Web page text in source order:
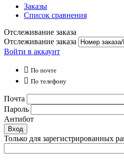
Заказы
Список сравнения
Отслеживание заказа
Отслеживание заказа
Войти в аккаунт
 По почте
 По телефону
Почта
Пароль
Антибот
Вход
Только для зарегистрированных